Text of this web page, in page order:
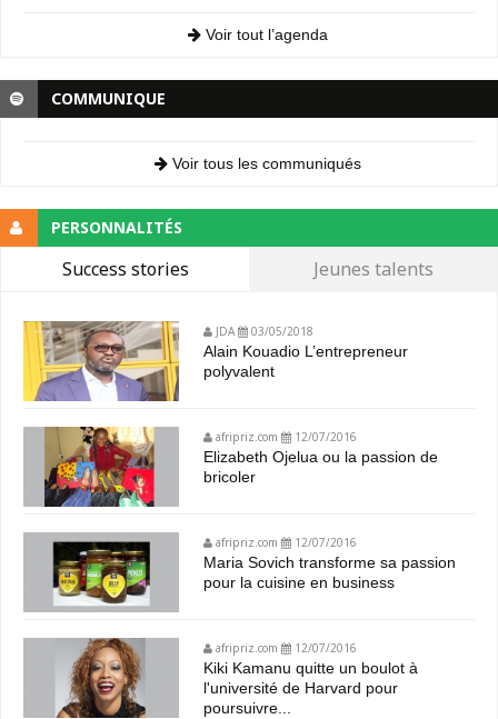
Voir tout l’agenda
COMMUNIQUE
Voir tous les communiqués
PERSONNALITÉS
Success stories Jeunes talents
JDA 03/05/2018
Alain Kouadio L’entrepreneur
polyvalent
afripriz.com 12/07/2016
Elizabeth Ojelua ou la passion de
bricoler
afripriz.com 12/07/2016
Maria Sovich transforme sa passion
pour la cuisine en business
afripriz.com 12/07/2016
Kiki Kamanu quitte un boulot à
l'université de Harvard pour
poursuivre...